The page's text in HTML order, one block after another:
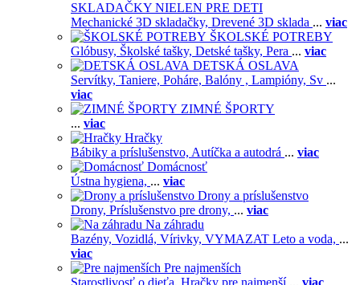
SKLADAČKY NIELEN PRE DETI
Mechanické 3D skladačky, Drevené 3D sklada ... viac
ŠKOLSKÉ POTREBY
Glóbusy, Školské tašky, Detské tašky, Pera ... viac
DETSKÁ OSLAVA
Servítky, Taniere, Poháre, Balóny , Lampióny, Sv ...
viac
ZIMNÉ ŠPORTY
... viac
Hračky
Bábiky a príslušenstvo, Autíčka a autodrá ... viac
Domácnosť
Ústna hygiena, ... viac
Drony a príslušenstvo
Drony, Príslušenstvo pre drony, ... viac
Na záhradu
Bazény, Vozidlá, Vírivky, VYMAZAT Leto a voda, ...
viac
Pre najmenších
Starostlivosť o dieťa, Hračky pre najmenší ... viac